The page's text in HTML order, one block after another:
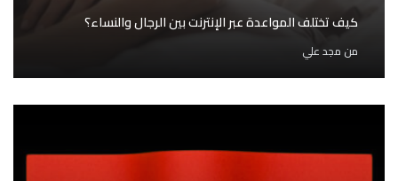
كيف تختلف المواعدة عبر الإنترنت بين الرجال والنساء؟
من مجد علي